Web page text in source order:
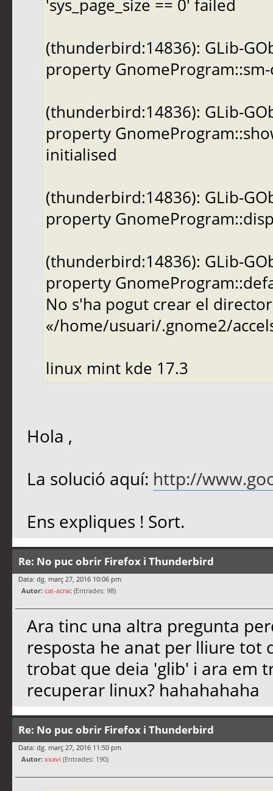
'sys_page_size == 0' failed
(thunderbird:14836): GLib-
property
(thunderbird:14836): GLib-
property
initialised
(thunderbird:14836): GLib-
property
(thunderbird:14836): GLib-
property
No s'ha pogut crear el
«/home/usuari/.gnome2/
linux mint kde 17.3
Hola ,
La solució aquí: http://
Ens expliques ! Sort.
Re: No puc obrir Firefox i Thunderbird
Data: dg. març 27, 2016 10:06 pm
Autor: cat-acrac (Entrades: 98)
Ara tinc una altra pregunta
resposta he anat per lliure tot
trobat que deia 'glib' i ara em
recuperar linux? hahahahaha
Re: No puc obrir Firefox i Thunderbird
Data: dg. març 27, 2016 11:50 pm
Autor: xxavi (Entrades: 190)